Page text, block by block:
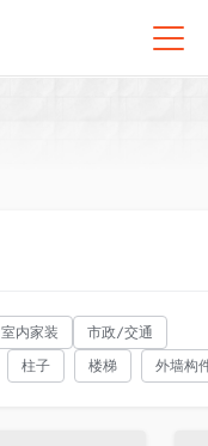
室内家装 市政/交通
柱子 楼梯 外墙构